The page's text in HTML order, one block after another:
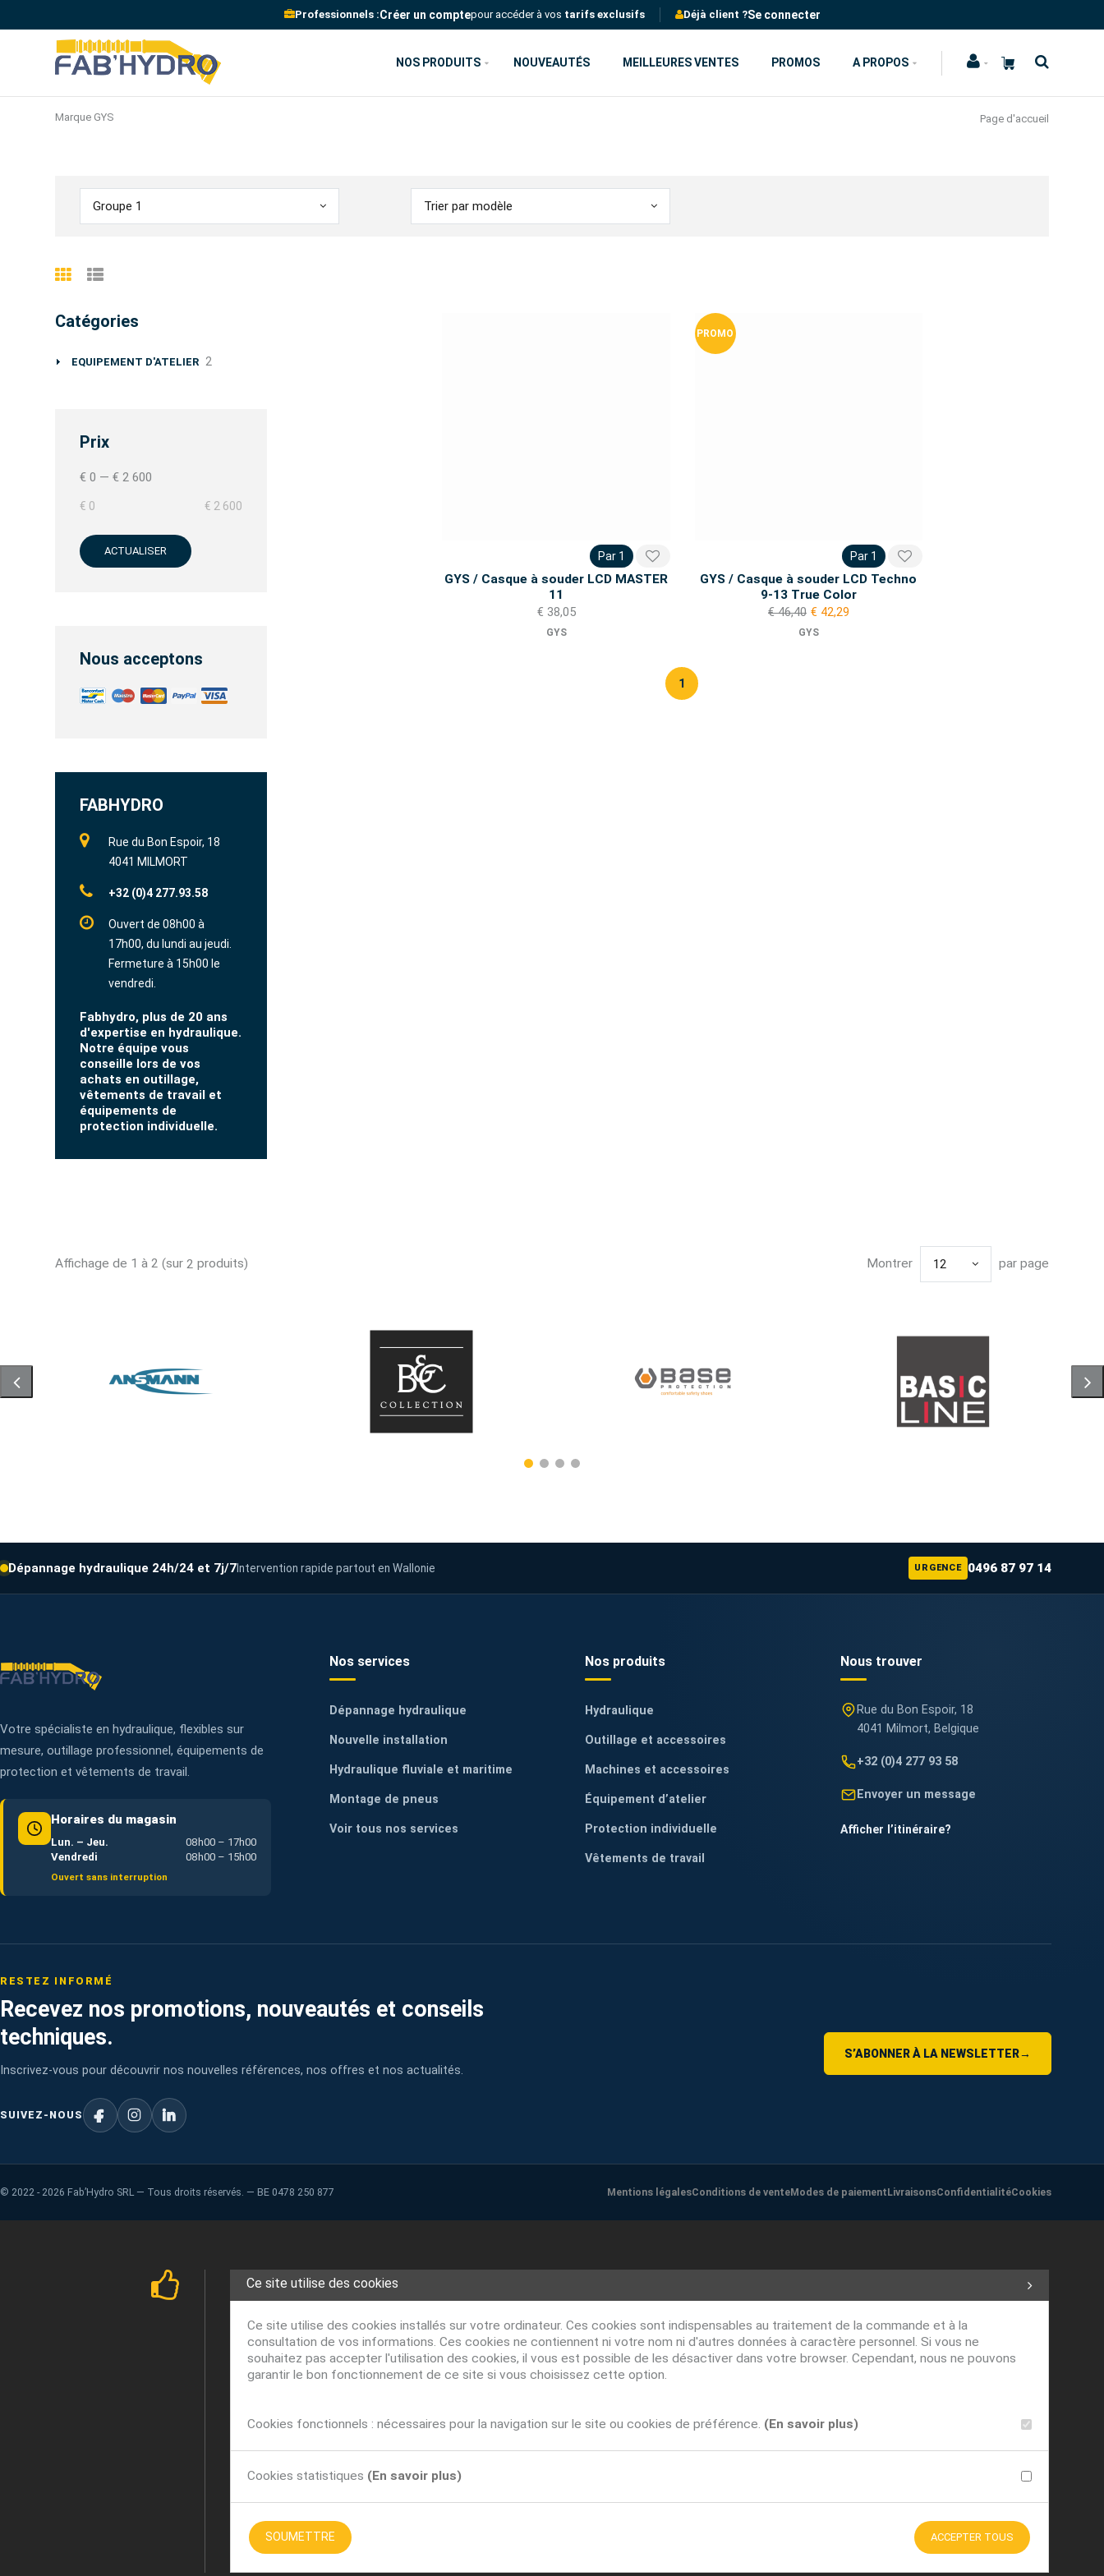
Professionnels :Créer un comptepour accéder à vos tarifs exclusifs Déjà client ?Se connecter
NOS PRODUITS NOUVEAUTÉS MEILLEURES VENTES PROMOS A PROPOS
Marque GYS Page d'accueil
Groupe 1 Trier par modèle
Par 1
GYS / Casque à souder LCD MASTER
11
€ 38,05
GYS
PROMO
Par 1
GYS / Casque à souder LCD Techno
9-13 True Color
€ 46,40 € 42,29
GYS
1
Catégories
EQUIPEMENT D'ATELIER 2
Prix
€ 0 — € 2 600
€ 0 € 2 600
ACTUALISER
Nous acceptons
FABHYDRO
Rue du Bon Espoir, 18
4041 MILMORT
+32 (0)4 277.93.58
Ouvert de 08h00 à
17h00, du lundi au jeudi.
Fermeture à 15h00 le
vendredi.
Fabhydro, plus de 20 ans
d'expertise en hydraulique.
Notre équipe vous
conseille lors de vos
achats en outillage,
vêtements de travail et
équipements de
protection individuelle.
Affichage de 1 à 2 (sur 2 produits) Montrer 12 par page
Dépannage hydraulique 24h/24 et 7j/7Intervention rapide partout en Wallonie URGENCE 0496 87 97 14
Votre spécialiste en hydraulique, flexibles sur
mesure, outillage professionnel, équipements de
protection et vêtements de travail.
Horaires du magasin
Lun. – Jeu.
08h00 – 17h00
Vendredi
08h00 – 15h00
Ouvert sans interruption
Nos services
Dépannage hydraulique
Nouvelle installation
Hydraulique fluviale et maritime
Montage de pneus
Voir tous nos services
Nos produits
Hydraulique
Outillage et accessoires
Machines et accessoires
Équipement d’atelier
Protection individuelle
Vêtements de travail
Nous trouver
Rue du Bon Espoir, 18
4041 Milmort, Belgique
+32 (0)4 277 93 58
Envoyer un message
Afficher l’itinéraire?
RESTEZ INFORMÉ
Recevez nos promotions, nouveautés et conseils
techniques.
Inscrivez-vous pour découvrir nos nouvelles références, nos offres et nos actualités.
SUIVEZ-NOUS
S’ABONNER À LA NEWSLETTER→
© 2022 - 2026 Fab’Hydro SRL — Tous droits réservés. — BE 0478 250 877 Mentions légalesConditions de venteModes de paiementLivraisonsConfidentialitéCookies
Ce site utilise des cookies
Ce site utilise des cookies installés sur votre ordinateur. Ces cookies sont indispensables au traitement de la commande et à la
consultation de vos informations. Ces cookies ne contiennent ni votre nom ni d'autres données à caractère personnel. Si vous ne
souhaitez pas accepter l'utilisation des cookies, il vous est possible de les désactiver dans votre browser. Cependant, nous ne pouvons
garantir le bon fonctionnement de ce site si vous choisissez cette option.
Cookies fonctionnels : nécessaires pour la navigation sur le site ou cookies de préférence. (En savoir plus)
Cookies statistiques (En savoir plus)
SOUMETTRE ACCEPTER TOUS